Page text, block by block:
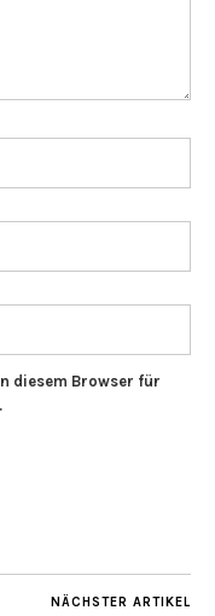
diesem Browser für
NÄCHSTER ARTIKEL